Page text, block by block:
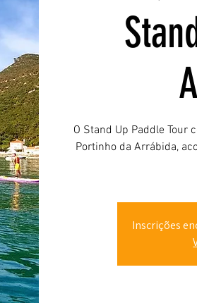
O Stand Up Paddle Tour
Portinho da Arrábida,
Inscrições